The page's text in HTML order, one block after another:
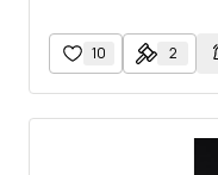
10 2